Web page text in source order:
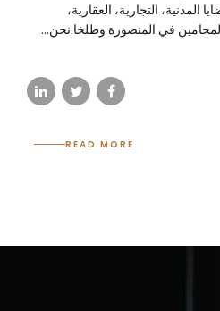
المدنية، التجارية، العقارية،
في المنصورة وطلخا.نحن...
READ MORE